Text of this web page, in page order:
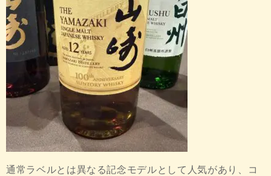
通常ラベルとは異なる記念モデルとして人気があり、コ